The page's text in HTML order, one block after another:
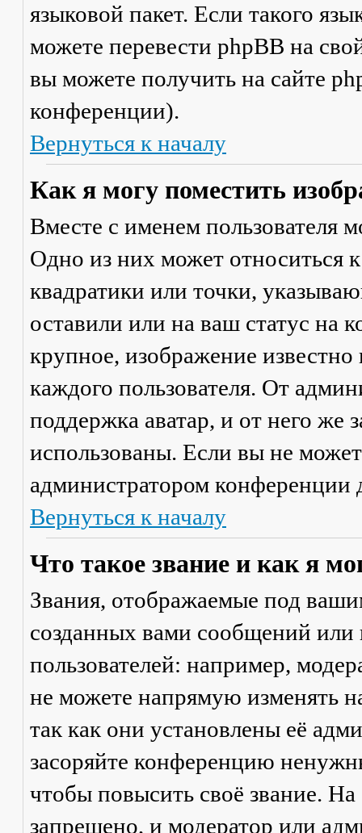
языковой пакет. Если такого
можете перевести phpBB на
вы можете получить на сайте
конференции).
Вернуться к началу
Как я могу поместить
Вместе с именем пользователя
Одно из них может относиться
квадратики или точки,
оставили или на ваш статус на
крупное, изображение
каждого пользователя. От
поддержка аватар, и от него же
использованы. Если вы не
администратором конференции
Вернуться к началу
Что такое звание и как я
Звания, отображаемые под
созданных вами сообщений
пользователей: например,
не можете напрямую изменять
так как они установлены её
засоряйте конференцию
чтобы повысить своё звание.
запрещено, и модератор или